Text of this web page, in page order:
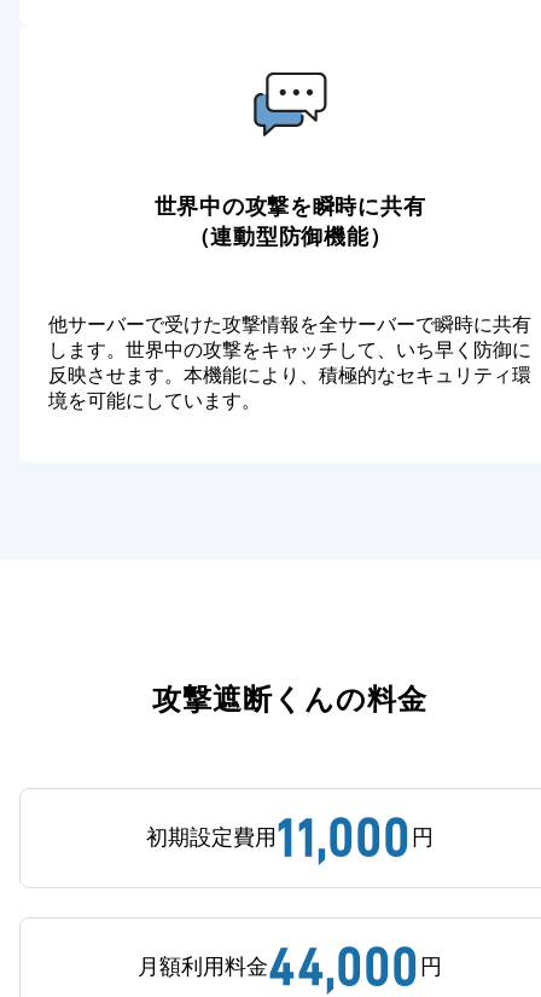
世界中の攻撃を瞬時に共有
（連動型防御機能）
他サーバーで受けた攻撃情報を全サーバーで瞬時に共有
します。世界中の攻撃をキャッチして、いち早く防御に
反映させます。本機能により、積極的なセキュリティ環
境を可能にしています。
攻撃遮断くんの料金
初期設定費用 11,000 円
月額利用料金44,000 円